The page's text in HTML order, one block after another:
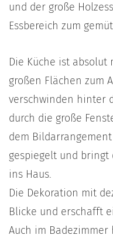
und der große
Essbereich zum
Die Küche ist
großen Flächen zum
verschwinden hinter
durch die große
dem
gespiegelt und
ins Haus.
Die Dekoration mit
Blicke und erschafft
Auch im Badezimmer